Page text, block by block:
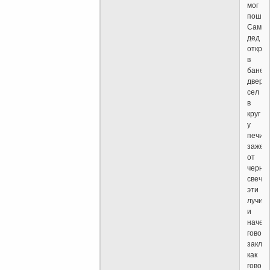
мог
Сам
дед
в
бане
дверь
сел
в
круг
у
печи
зажег
от
свечи
эти
и
начел
как